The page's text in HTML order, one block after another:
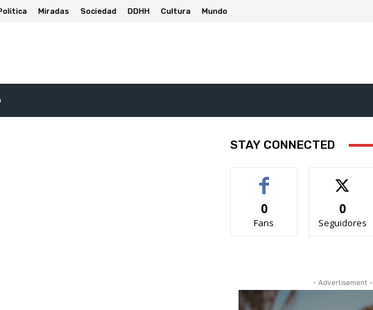
Miradas Sociedad DDHH Cultura Mundo
STAY CONNECTED
0
Fans
0
Seguidores
- Advertisement -